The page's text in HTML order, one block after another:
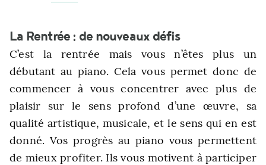
La Rentrée : de nouveaux défis
C’est la rentrée mais vous n’êtes plus un
débutant au piano. Cela vous permet donc de
commencer à vous concentrer avec plus de
plaisir sur le sens profond d’une œuvre, sa
qualité artistique, musicale, et le sens qui en est
donné. Vos progrès au piano vous permettent
de mieux profiter. Ils vous motivent à participer